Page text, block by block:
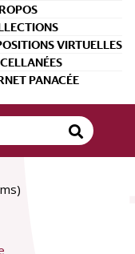
VIRTUELLES
PANACÉE